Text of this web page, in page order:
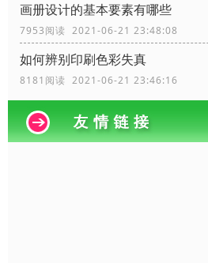
画册设计的基本要素有哪些
7953阅读 2021-06-21 23:48:08
如何辨别印刷色彩失真
8181阅读 2021-06-21 23:46:16